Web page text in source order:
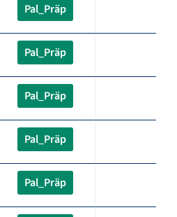
Pal_Präp
Pal_Präp
Pal_Präp
Pal_Präp
Pal_Präp